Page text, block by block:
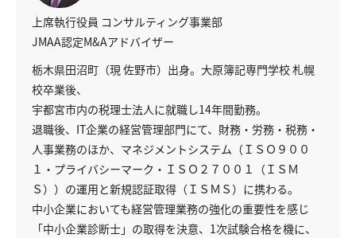
上席執行役員 コンサルティング事業部
JMAA認定M&Aアドバイザー
栃木県田沼町（現 佐野市）出身。大原簿記専門学校 札幌
校卒業後、
宇都宮市内の税理士法人に就職し14年間勤務。
退職後、IT企業の経営管理部門にて、財務・労務・税務・
人事業務のほか、マネジメントシステム（ＩＳＯ９００
１・プライバシーマーク・ＩＳＯ２７００１（ＩＳＭ
Ｓ））の運用と新規認証取得（ＩＳＭＳ）に携わる。
中小企業においても経営管理業務の強化の重要性を感じ
「中小企業診断士」の取得を決意、1次試験合格を機に、